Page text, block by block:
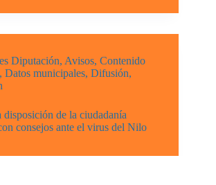
Diputación, Avisos, Contenido
, Datos municipales, Difusión,
de la ciudadanía
consejos ante el virus del Nilo